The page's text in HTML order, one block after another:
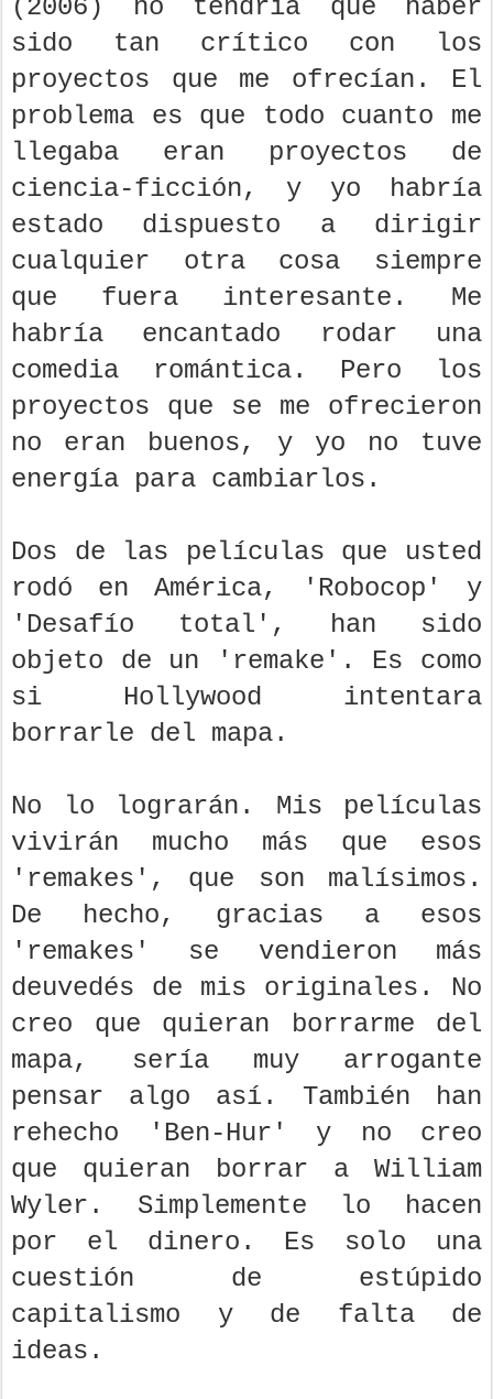
(2006) no tendría que haber
sido tan crítico con los
proyectos que me ofrecían. El
problema es que todo cuanto me
llegaba eran proyectos de
ciencia-ficción, y yo habría
estado dispuesto a dirigir
cualquier otra cosa siempre
que fuera interesante. Me
habría encantado rodar una
comedia romántica. Pero los
proyectos que se me ofrecieron
no eran buenos, y yo no tuve
energía para cambiarlos.
Dos de las películas que usted
rodó en América, 'Robocop' y
'Desafío total', han sido
objeto de un 'remake'. Es como
si Hollywood intentara
borrarle del mapa.
No lo lograrán. Mis películas
vivirán mucho más que esos
'remakes', que son malísimos.
De hecho, gracias a esos
'remakes' se vendieron más
deuvedés de mis originales. No
creo que quieran borrarme del
mapa, sería muy arrogante
pensar algo así. También han
rehecho 'Ben-Hur' y no creo
que quieran borrar a William
Wyler. Simplemente lo hacen
por el dinero. Es solo una
cuestión de estúpido
capitalismo y de falta de
ideas.